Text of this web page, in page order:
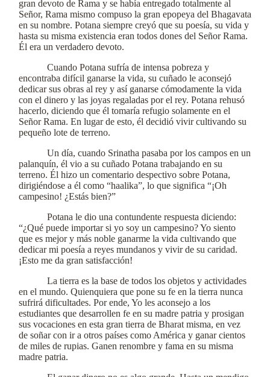
gran devoto de Rama y se había entregado totalmente al
Señor, Rama mismo compuso la gran epopeya del Bhagavata
en su nombre. Potana siempre creyó que su poesía, su vida y
hasta su misma existencia eran todos dones del Señor Rama.
Él era un verdadero devoto.
Cuando Potana sufría de intensa pobreza y
encontraba difícil ganarse la vida, su cuñado le aconsejó
dedicar sus obras al rey y así ganarse cómodamente la vida
con el dinero y las joyas regaladas por el rey. Potana rehusó
hacerlo, diciendo que él tomaría refugio solamente en el
Señor Rama. En lugar de esto, él decidió vivir cultivando su
pequeño lote de terreno.
Un día, cuando Srinatha pasaba por los campos en un
palanquín, él vio a su cuñado Potana trabajando en su
terreno. Él hizo un comentario despectivo sobre Potana,
dirigiéndose a él como “haalika”, lo que significa “¡Oh
campesino! ¿Estás bien?”
Potana le dio una contundente respuesta diciendo:
“¿Qué puede importar si yo soy un campesino? Yo siento
que es mejor y más noble ganarme la vida cultivando que
dedicar mi poesía a reyes mundanos y vivir de su caridad.
¡Esto me da gran satisfacción!
La tierra es la base de todos los objetos y actividades
en el mundo. Quienquiera que pone su fe en la tierra nunca
sufrirá dificultades. Por ende, Yo les aconsejo a los
estudiantes que desarrollen fe en su madre patria y prosigan
sus vocaciones en esta gran tierra de Bharat misma, en vez
de soñar con ir a otros países como América y ganar cientos
de miles de rupias. Ganen renombre y fama en su misma
madre patria.